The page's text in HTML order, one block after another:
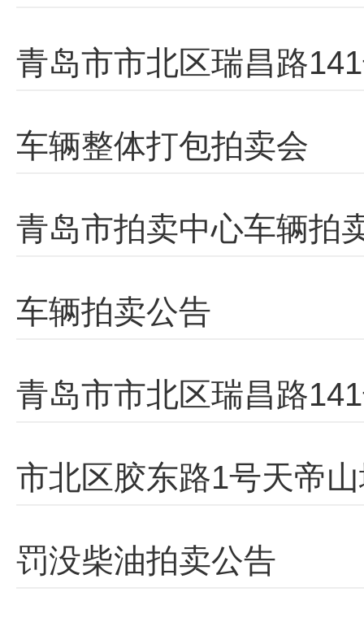
青岛市市北区瑞昌路
车辆整体打包拍卖会
青岛市拍卖中心车辆拍
车辆拍卖公告
青岛市市北区瑞昌路
市北区胶东路1号天帝
罚没柴油拍卖公告